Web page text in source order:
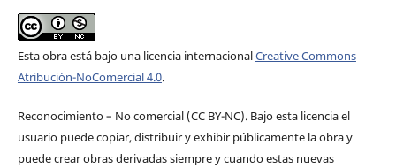
Esta obra está bajo una licencia internacionalCreative Commons
Atribución-NoComercial 4.0.
Reconocimiento – No comercial (CC BY-­NC). Bajo esta licencia el
usuario puede copiar, distribuir y exhibir públicamente la obra y
puede crear obras derivadas siempre y cuando estas nuevas